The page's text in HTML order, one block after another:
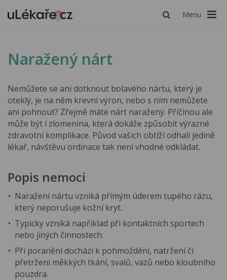
Menu
Naražený nárt
Nemůžete se ani dotknout bolavého nártu, který je
oteklý, je na něm krevní výron, nebo s ním nemůžete
ani pohnout? Zřejmě máte nárt naražený. Příčinou ale
může být i zlomenina, která dokáže způsobit výrazné
zdravotní komplikace. Původ vašich obtíží odhalí jedině
lékař, návštěvu ordinace tak není vhodné odkládat.
Popis nemoci
Naražení nártu vzniká přímým úderem tupého rázu,
který neporušuje kožní kryt.
Typicky vzniká například při kontaktních sportech
nebo jiných činnostech.
Při poranění dochází k pohmoždění, natržení či
přetržení měkkých tkání, svalů, vazů nebo kloubního
pouzdra.